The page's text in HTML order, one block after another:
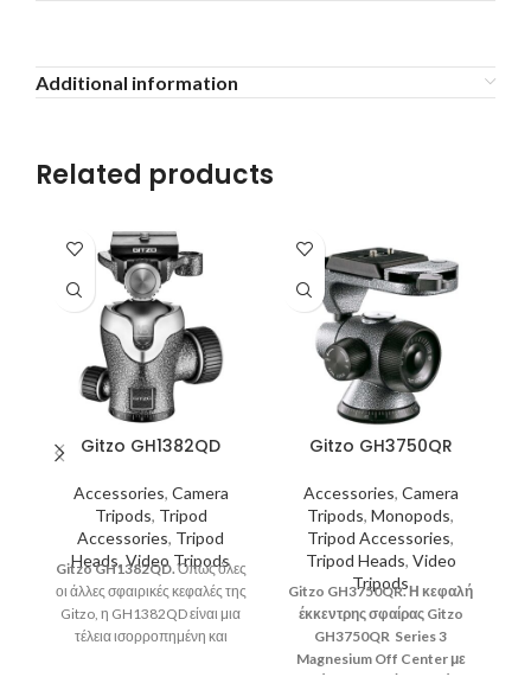
Additional information
Related products
Gitzo GH1382QD
Accessories, Camera
Tripods, Tripod
Accessories, Tripod
Heads,Video Tripods
Gitzo GH1382QD.Όπως όλες
οι άλλες σφαιρικές κεφαλές της
Gitzo, η GH1382QD είναι μια
τέλεια ισορροπημένη και
Gitzo GH3750QR
Accessories, Camera
Tripods, Monopods,
Tripod Accessories,
Tripod Heads, Video
Tripods
Gitzo GH3750QR. Η κεφαλή
έκκεντρης σφαίρας Gitzo
GH3750QR Series 3
Magnesium Off Center με